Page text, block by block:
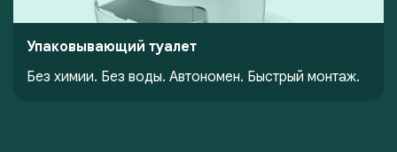
Упаковывающий туалет
Без химии. Без воды. Автономен. Быстрый монтаж.